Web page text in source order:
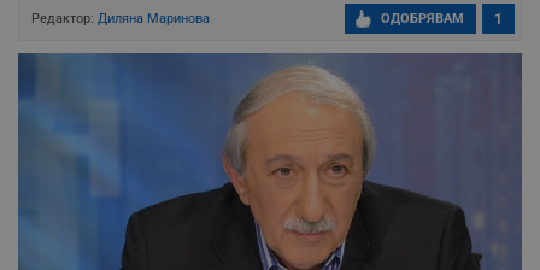
Редактор: Диляна Маринова 1
ОДОБРЯВАМ